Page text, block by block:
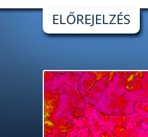
ELŐREJELZÉS